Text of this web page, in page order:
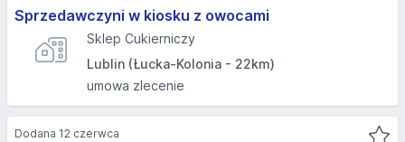
Sprzedawczyni w kiosku z owocami
Sklep Cukierniczy
Lublin (Łucka-Kolonia - 22km)
umowa zlecenie
Dodana 12 czerwca